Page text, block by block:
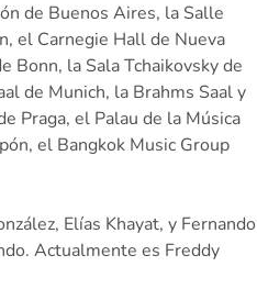
de Buenos Aires, la Salle
el Carnegie Hall de Nueva
Bonn, la Sala Tchaikovsky de
de Munich, la Brahms Saal y
Praga, el Palau de la Música
el Bangkok Music Group
Elías Khayat, y Fernando
Actualmente es Freddy